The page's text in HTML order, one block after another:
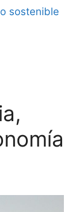
sostenible